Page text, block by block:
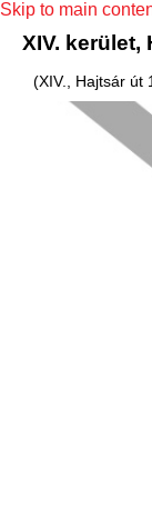
Skip to main
XIV. kerület,
(XIV., Hajtsár út